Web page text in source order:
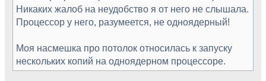
Никаких жалоб на неудобство я от него не слышала.
Процессор у него, разумеется, не одноядерный!
Моя насмешка про потолок относилась к запуску
нескольких копий на одноядерном процессоре.